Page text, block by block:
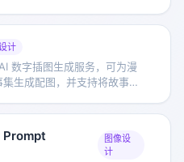
计
数字插图生成服务，可为漫
生成配图，并支持将故事扩
图像设
计